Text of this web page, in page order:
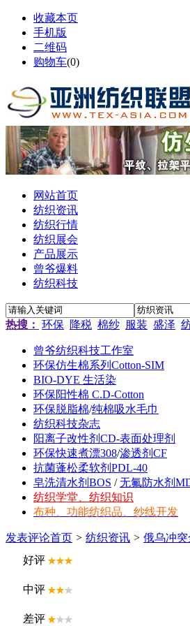
收藏本页
手机版
二维码
购物车(0)
网站首页
纺织资讯
纺织行情
纺织展会
产品展示
曾爷爆料
纺织科技
热搜： 环保 降税 棉纱 服装 盛泽
曾爷纺织科技工作室
环保仿生棉系列Cotton-SIM
BIO-DYE 生活染
环保阳性棉 C.D-Cotton
环保脱脂棉/纯棉吸水毛巾
纺织科技杂志
阳离子改性剂CD-表面处理剂
环保快速煮漂308/渗透剂CF
抗菌蓬松柔软剂PDL-40
皂洗清水剂BOS /无氟防水剂
纺织学堂、纺织知识
布种、功能纺织品、纱线开发
发表评论首页 > 纺织资讯 > 俄乌冲
好评
中评
差评